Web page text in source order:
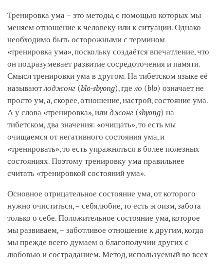
Тренировка ума – это методы, с помощью которых мы
меняем отношение к человеку или к ситуации. Однако
необходимо быть осторожными с термином
«тренировка ума», поскольку создаётся впечатление, что
он подразумевает развитие сосредоточения и памяти.
Смысл тренировки ума в другом. На тибетском языке её
называютлоджонг (blo-sbyong), гдело (blo) означает не
просто ум, а, скорее, отношение, настрой, состояние ума.
А у слова «тренировка», или джонг (sbyong) на
тибетском, два значения: «очищать», то есть мы
очищаемся от негативного состояния ума, и
«тренировать», то есть упражняться в более полезных
состояниях. Поэтому тренировку ума правильнее
считать «тренировкой состояний ума».
Основное отрицательное состояние ума, от которого
нужно очиститься, – себялюбие, то есть эгоизм, забота
только о себе. Положительное состояние ума, которое
мы развиваем, – заботливое отношение к другим, когда
мы прежде всего думаем о благополучии других с
любовью и состраданием. Метод, используемый во всех